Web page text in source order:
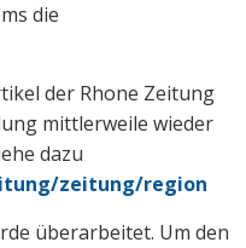
die
der Rhone Zeitung
mittlerweile wieder
dazu
zeitung/region
überarbeitet. Um den